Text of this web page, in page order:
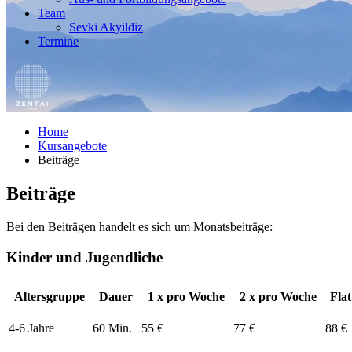
Team
Sevki Akyildiz
Termine
Home
Kursangebote
Beiträge
Beiträge
Bei den Beiträgen handelt es sich um Monatsbeiträge:
Kinder und Jugendliche
Altersgruppe Dauer 1 x pro Woche 2 x pro Woche
4-6 Jahre 60 Min. 55 € 77 € 88 €